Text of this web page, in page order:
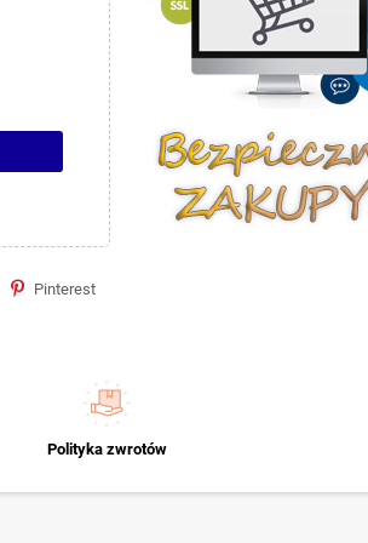
Pinterest
Polityka zwrotów